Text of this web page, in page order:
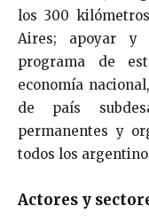
los 300
Aires; apoyar y
programa de
economía
de país
permanentes y
todos los
Actores y